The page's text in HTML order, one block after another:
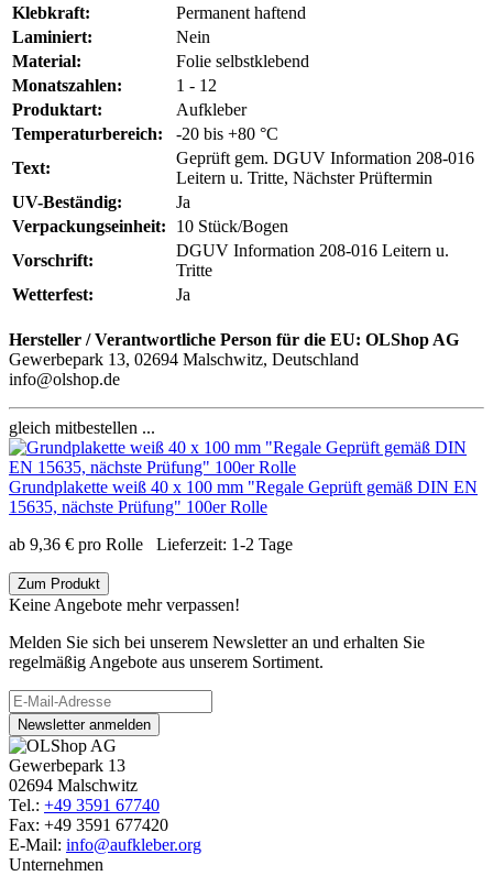
Klebkraft:
Permanent haftend
Laminiert:
Nein
Material:
Folie selbstklebend
Monatszahlen:
1 - 12
Produktart:
Aufkleber
Temperaturbereich:
-20 bis +80 °C
Text:
Geprüft gem. DGUV Information 208-016
Leitern u. Tritte, Nächster Prüftermin
UV-Beständig:
Ja
Verpackungseinheit:
10 Stück/Bogen
Vorschrift:
DGUV Information 208-016 Leitern u.
Tritte
Wetterfest:
Ja
Hersteller / Verantwortliche Person für die EU: OLShop AG
Gewerbepark 13, 02694 Malschwitz, Deutschland
info@olshop.de
gleich mitbestellen ...
Grundplakette weiß 40 x 100 mm "Regale Geprüft gemäß DIN EN
15635, nächste Prüfung" 100er Rolle
ab 9,36 € pro Rolle Lieferzeit: 1-2 Tage
Zum Produkt
Keine Angebote mehr verpassen!
Melden Sie sich bei unserem Newsletter an und erhalten Sie
regelmäßig Angebote aus unserem Sortiment.
Newsletter anmelden
Gewerbepark 13
02694 Malschwitz
Tel.: +49 3591 67740
Fax: +49 3591 677420
E-Mail: info@aufkleber.org
Unternehmen